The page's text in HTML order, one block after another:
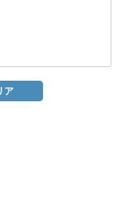
ア